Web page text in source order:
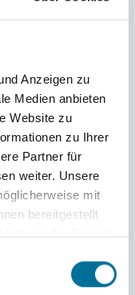
Anzeigen zu
Medien anbieten
Website zu
zu Ihrer
Partner für
weiter. Unsere
mit
bereitgestellt
der Dienste
von oben ©